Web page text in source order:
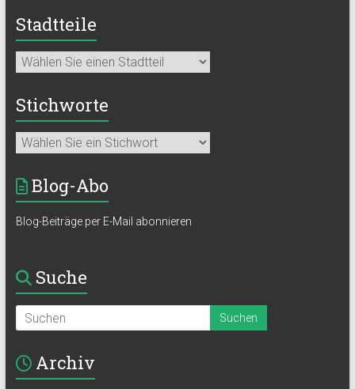
Stadtteile
Stichworte
Blog-Abo
Blog-Beiträge per E-Mail abonnieren
Suche
Archiv